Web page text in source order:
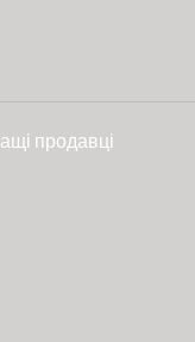
продавці